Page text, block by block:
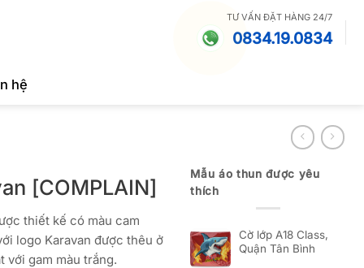
TƯ VẤN ĐẶT HÀNG 24/7
0834.19.0834
hệ
[COMPLAIN]
thiết kế có màu cam
logo Karavan được thêu ở
với gam màu trắng.
Mẫu áo thun được yêu
thích
Cờ lớp A18 Class,
Quận Tân Bình